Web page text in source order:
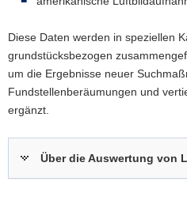
Diese Daten werden in speziellen
grundstücksbezogen
um die Ergebnisse neuer
Fundstellenberäumungen und
ergänzt.
Über die Auswertung von